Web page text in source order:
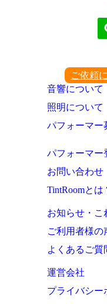
ご依頼
音響について
照明について
パフォーマー
パフォーマー
お問い合わせ
TintRoomとは
お知らせ・こ
ご利用者様の
よくあるご質
運営会社
プライバシー